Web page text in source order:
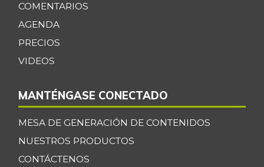
COMENTARIOS
AGENDA
PRECIOS
VIDEOS
MANTÉNGASE CONECTADO
MESA DE GENERACIÓN DE CONTENIDOS
NUESTROS PRODUCTOS
CONTÁCTENOS